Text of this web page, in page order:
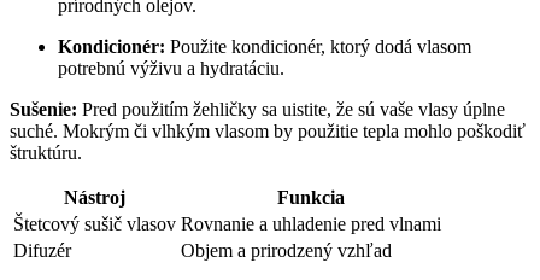
prírodných olejov.
Kondicionér: Použite kondicionér, ktorý dodá vlasom
potrebnú výživu a hydratáciu.
Sušenie: Pred použitím žehličky sa uistite, že sú vaše vlasy úplne
suché. Mokrým či vlhkým vlasom by použitie tepla mohlo poškodiť
štruktúru.
Nástroj
Funkcia
Štetcový sušič vlasov Rovnanie a uhladenie pred vlnami
Difuzér
Objem a prirodzený vzhľad